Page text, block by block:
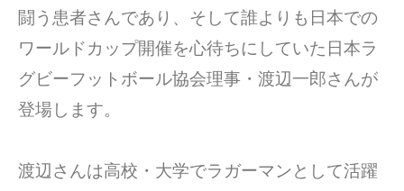
闘う患者さんであり、そして誰よりも日本での
ワールドカップ開催を心待ちにしていた日本ラ
グビーフットボール協会理事・渡辺一郎さんが
登場します。
渡辺さんは高校・大学でラガーマンとして活躍